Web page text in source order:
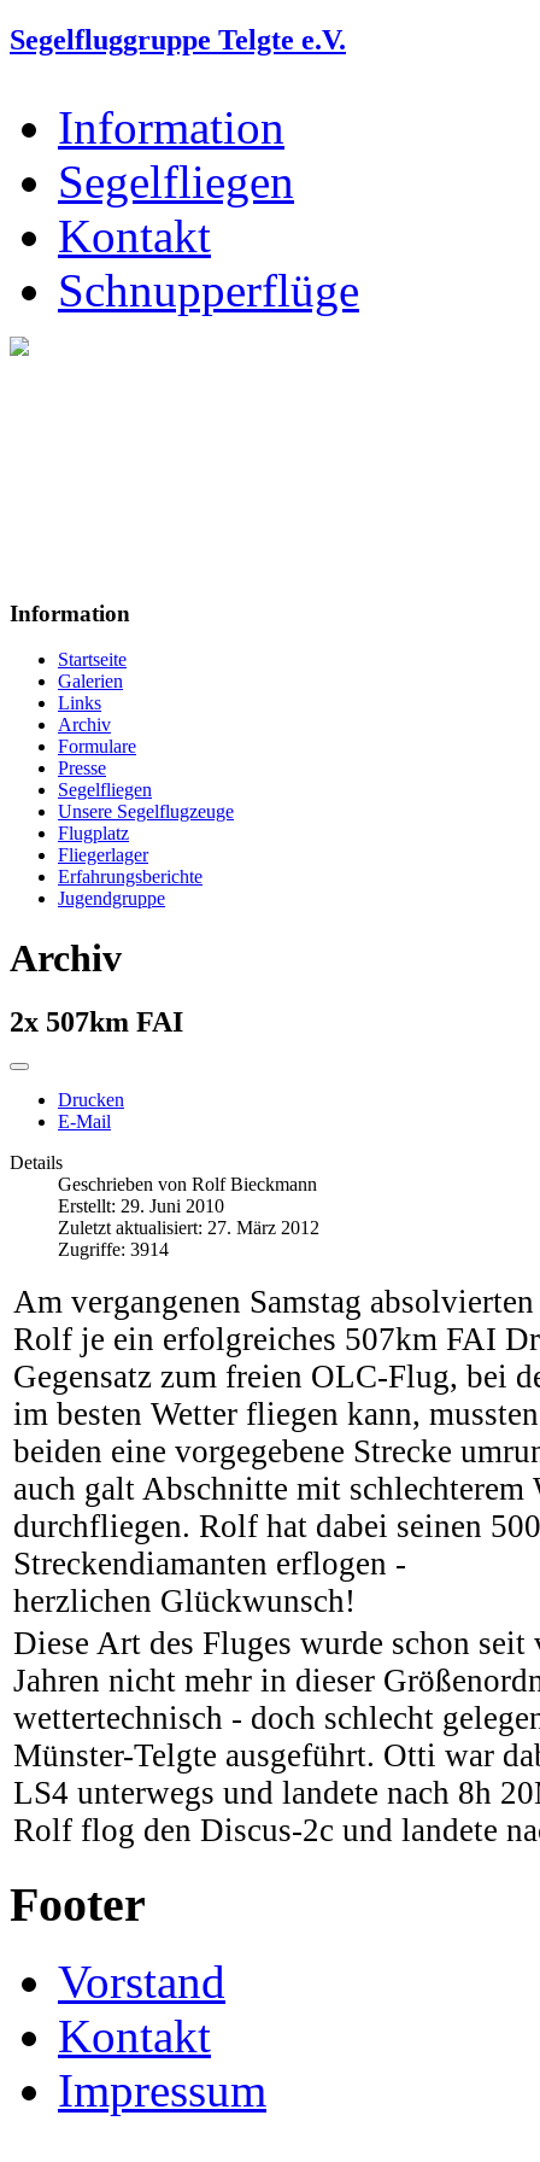
Segelfluggruppe Telgte e.V.
Information
Segelfliegen
Kontakt
Schnupperflüge
Information
Startseite
Galerien
Links
Archiv
Formulare
Presse
Segelfliegen
Unsere Segelflugzeuge
Flugplatz
Fliegerlager
Erfahrungsberichte
Jugendgruppe
Archiv
2x 507km FAI
Drucken
E-Mail
Details
Geschrieben von Rolf Bieckmann
Erstellt: 29. Juni 2010
Zuletzt aktualisiert: 27. März 2012
Zugriffe: 3914
Am vergangenen Samstag
Rolf je ein erfolgreiches 507km FAI
Gegensatz zum freien OLC-Flug, bei
im besten Wetter fliegen kann,
beiden eine vorgegebene Strecke
auch galt Abschnitte mit schlechterem
durchfliegen. Rolf hat dabei seinen
Streckendiamanten erflogen -
herzlichen Glückwunsch!
Diese Art des Fluges wurde schon
Jahren nicht mehr in dieser
wettertechnisch - doch schlecht
Münster-Telgte ausgeführt. Otti war
LS4 unterwegs und landete nach 8h
Rolf flog den Discus-2c und landete
Footer
Vorstand
Kontakt
Impressum